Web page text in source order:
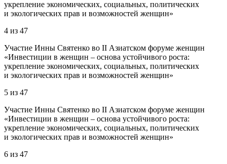
укрепление экономических, социальных, политических
и экологических прав и возможностей женщин»
4 из 47
Участие Инны Святенко во II Азиатском форуме женщин
«Инвестиции в женщин – основа устойчивого роста:
укрепление экономических, социальных, политических
и экологических прав и возможностей женщин»
5 из 47
Участие Инны Святенко во II Азиатском форуме женщин
«Инвестиции в женщин – основа устойчивого роста:
укрепление экономических, социальных, политических
и экологических прав и возможностей женщин»
6 из 47